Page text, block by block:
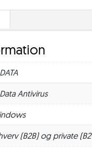
Antivirus
(B2B) og private